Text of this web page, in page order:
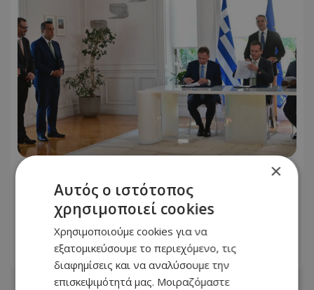
Έπεσαν υπογραφές για την είσοδο της
Meridiam στην ηλεκτρική διασύνδεση
Ελλάδας – Κύπρου - Γαλλική
«σφραγίδα» στον GSI
05.08.2026 - 23:58
×
Αυτός ο ιστότοπος
χρησιμοποιεί cookies
Χρησιμοποιούμε cookies για να
εξατομικεύσουμε το περιεχόμενο, τις
διαφημίσεις και να αναλύσουμε την
επισκεψιμότητά μας. Μοιραζόμαστε